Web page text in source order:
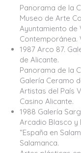
Panorama de la
Museo de Arte
Ayuntamiento de
Contemporánea.
1987 Arco 87.
de Alicante.
Panorama de la
Galería Ceramo
Artistas del País
Casino Alicante.
1988 Galería
Arcadio Blasco y
“España en
Salamanca.